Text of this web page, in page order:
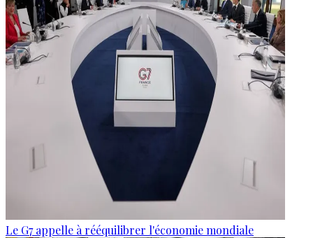
Le G7 appelle à rééquilibrer l'économie mondiale